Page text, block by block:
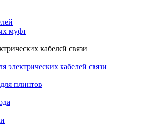
муфт
кабелей связи
электрических кабелей связи
плинтов